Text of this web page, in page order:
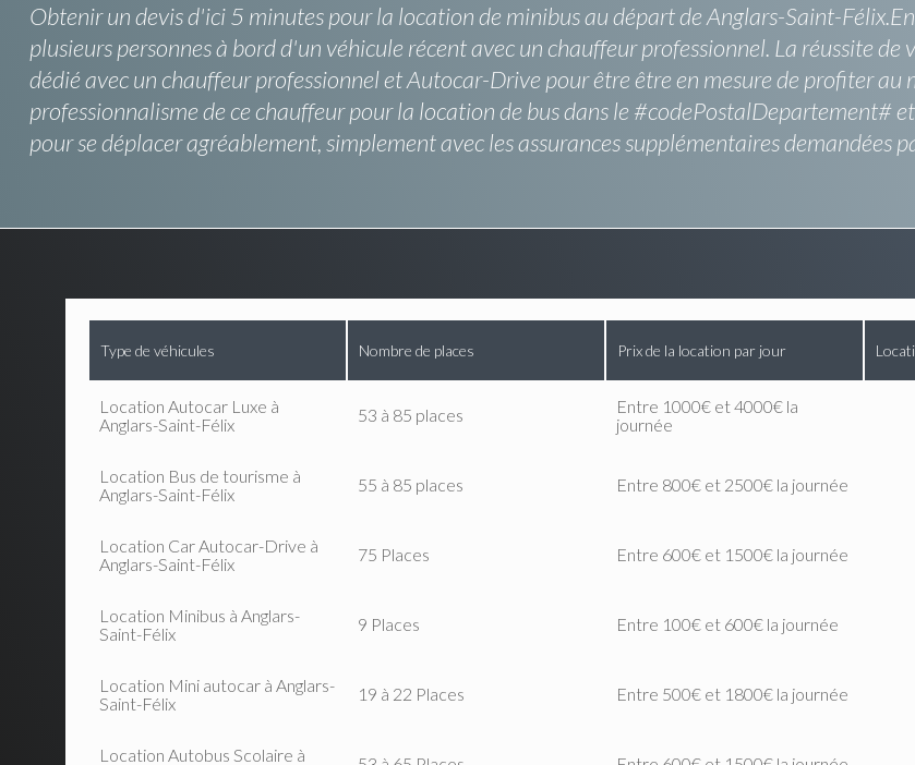
Obtenir un devis d'ici 5 minutes pour la location de minibus au départ de Anglars-Saint-
plusieurs personnes à bord d'un véhicule récent avec un chauffeur professionnel. La réussite
dédié avec un chauffeur professionnel et Autocar-Drive pour être être en mesure de profiter
professionnalisme de ce chauffeur pour la location de bus dans le #codePostalDepartement#
pour se déplacer agréablement, simplement avec les assurances supplémentaires demandées
Type de véhicules Nombre de places Prix de la location par jour
Location Autocar Luxe à
Anglars-Saint-Félix
53 à 85 places
Entre 1000€ et 4000€ la
journée
Location Bus de tourisme à
Anglars-Saint-Félix
55 à 85 places Entre 800€ et 2500€ la journée
Location Car Autocar-Drive à
Anglars-Saint-Félix
75 Places Entre 600€ et 1500€ la journée
Location Minibus à Anglars-
Saint-Félix
9 Places Entre 100€ et 600€ la journée
Location Mini autocar à Anglars-
Saint-Félix
19 à 22 Places Entre 500€ et 1800€ la journée
Location Autobus Scolaire à